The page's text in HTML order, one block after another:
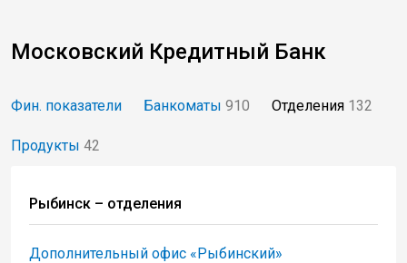
Московский Кредитный Банк
Фин. показатели Банкоматы 910 Отделения 132
Продукты 42
Рыбинск – отделения
Дополнительный офис «Рыбинский»